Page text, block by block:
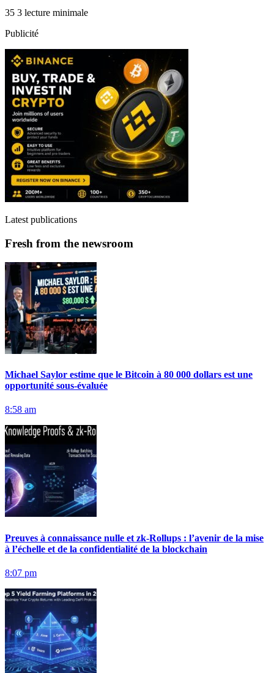
35 3 lecture minimale
Publicité
Latest publications
Fresh from the newsroom
Michael Saylor estime que le Bitcoin à 80 000 dollars est une
opportunité sous-évaluée
8:58 am
Preuves à connaissance nulle et zk-Rollups : l’avenir de la mise
à l’échelle et de la confidentialité de la blockchain
8:07 pm